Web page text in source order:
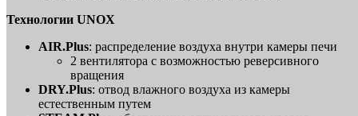
Технологии UNOX
AIR.Plus: распределение воздуха внутри камеры печи
2 вентилятора с возможностью реверсивного
вращения
DRY.Plus: отвод влажного воздуха из камеры
естественным путем